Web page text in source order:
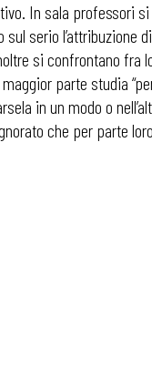
In sala professori
serio l’attribuzione
si confrontano fra
parte studia
in un modo o
che per parte